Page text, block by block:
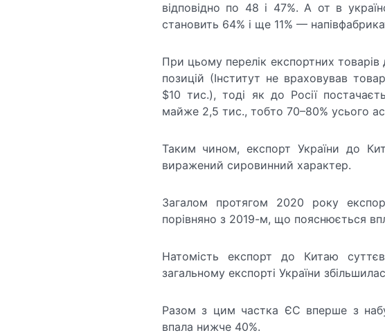
відповідно по 48 і 47%. А от в
становить 64% і ще 11% —
При цьому перелік експортних
позицій (Інститут не враховував
$10 тис.), тоді як до Росії
майже 2,5 тис., тобто 70–80% усього
Таким чином, експорт України до
виражений сировинний характер.
Загалом протягом 2020 року
порівняно з 2019-м, що пояснюється
Натомість експорт до Китаю
загальному експорті України
Разом з цим частка ЄС вперше з
впала нижче 40%.